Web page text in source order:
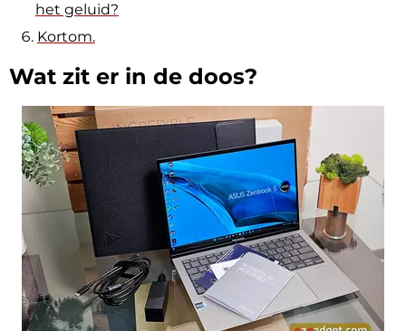
het geluid?
Kortom.
Wat zit er in de doos?